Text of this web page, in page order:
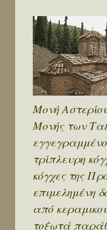
Μονή
Μονής των
τρίπλευρη
κόγχες της
επιμελημένη
από
τοξωτά